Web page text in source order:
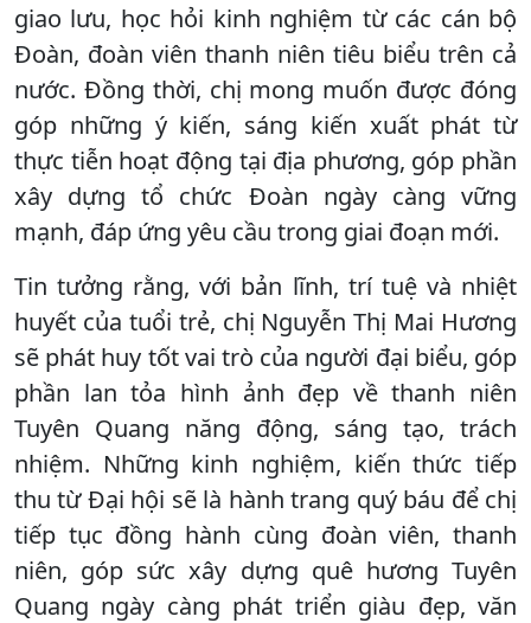
giao lưu, học hỏi kinh nghiệm từ các cán bộ
Đoàn, đoàn viên thanh niên tiêu biểu trên cả
nước. Đồng thời, chị mong muốn được đóng
góp những ý kiến, sáng kiến xuất phát từ
thực tiễn hoạt động tại địa phương, góp phần
xây dựng tổ chức Đoàn ngày càng vững
mạnh, đáp ứng yêu cầu trong giai đoạn mới.
Tin tưởng rằng, với bản lĩnh, trí tuệ và nhiệt
huyết của tuổi trẻ, chị Nguyễn Thị Mai Hương
sẽ phát huy tốt vai trò của người đại biểu, góp
phần lan tỏa hình ảnh đẹp về thanh niên
Tuyên Quang năng động, sáng tạo, trách
nhiệm. Những kinh nghiệm, kiến thức tiếp
thu từ Đại hội sẽ là hành trang quý báu để chị
tiếp tục đồng hành cùng đoàn viên, thanh
niên, góp sức xây dựng quê hương Tuyên
Quang ngày càng phát triển giàu đẹp, văn